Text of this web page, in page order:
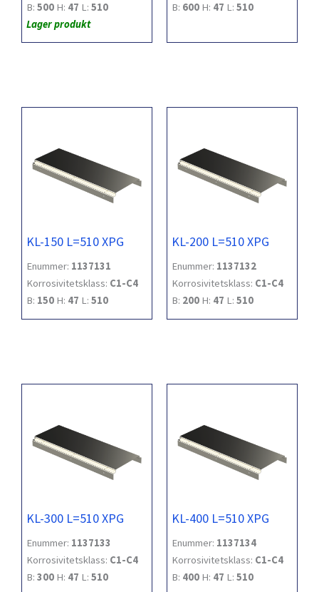
B: 500 H: 47 L: 510
Lager produkt
B: 600 H: 47 L: 510
KL-150 L=510 XPG
Enummer: 1137131
Korrosivitetsklass: C1-C4
B: 150 H: 47 L: 510
KL-200 L=510 XPG
Enummer: 1137132
Korrosivitetsklass: C1-C4
B: 200 H: 47 L: 510
KL-300 L=510 XPG
Enummer: 1137133
Korrosivitetsklass: C1-C4
B: 300 H: 47 L: 510
KL-400 L=510 XPG
Enummer: 1137134
Korrosivitetsklass: C1-C4
B: 400 H: 47 L: 510